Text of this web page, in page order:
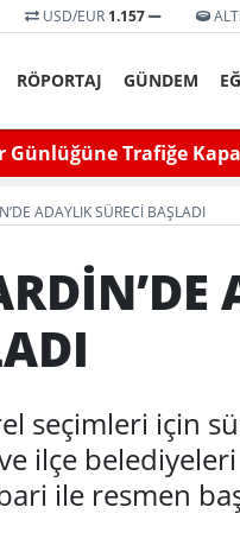
USD/EUR 1.157
RÖPORTAJ GÜNDEM
Midyat’ta bıçaklı kavga
ADAYLIK SÜRECİ BAŞLADI
seçimleri için
ilçe
ile resmen